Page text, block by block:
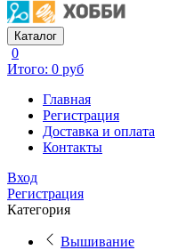
Каталог
0
Итого: 0 руб
Главная
Регистрация
Доставка и оплата
Контакты
Вход
Регистрация
Категория
Вышивание